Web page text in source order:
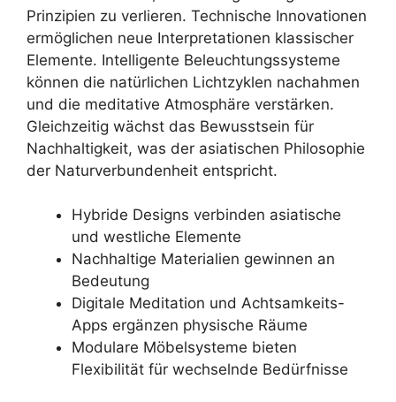
Prinzipien zu verlieren. Technische Innovationen
ermöglichen neue Interpretationen klassischer
Elemente. Intelligente Beleuchtungssysteme
können die natürlichen Lichtzyklen nachahmen
und die meditative Atmosphäre verstärken.
Gleichzeitig wächst das Bewusstsein für
Nachhaltigkeit, was der asiatischen Philosophie
der Naturverbundenheit entspricht.
Hybride Designs verbinden asiatische
und westliche Elemente
Nachhaltige Materialien gewinnen an
Bedeutung
Digitale Meditation und Achtsamkeits-
Apps ergänzen physische Räume
Modulare Möbelsysteme bieten
Flexibilität für wechselnde Bedürfnisse